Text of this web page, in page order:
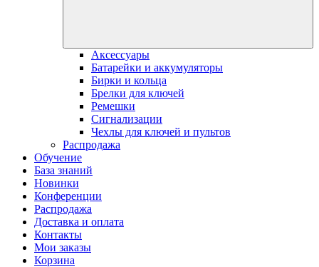
Аксессуары
Батарейки и аккумуляторы
Бирки и кольца
Брелки для ключей
Ремешки
Сигнализации
Чехлы для ключей и пультов
Распродажа
Обучение
База знаний
Новинки
Конференции
Распродажа
Доставка и оплата
Контакты
Мои заказы
Корзина